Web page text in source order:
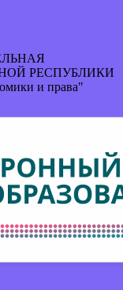
РЕСПУБЛИКИ
и права"